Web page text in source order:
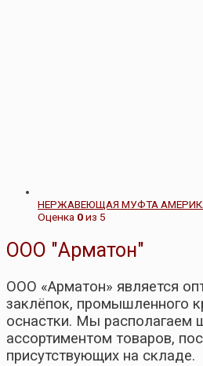
НЕРЖАВЕЮЩАЯ МУФТА
Оценка 0из 5
ООО "Арматон"
ООО «Арматон» является
заклёпок, промышленного
оснастки. Мы располагаем
ассортиментом товаров,
присутствующих на складе.